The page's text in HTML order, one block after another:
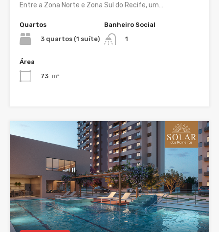
Entre a Zona Norte e Zona Sul do Recife, um…
Quartos
3 quartos (1 suíte)
Banheiro Social
1
Área
73 m²